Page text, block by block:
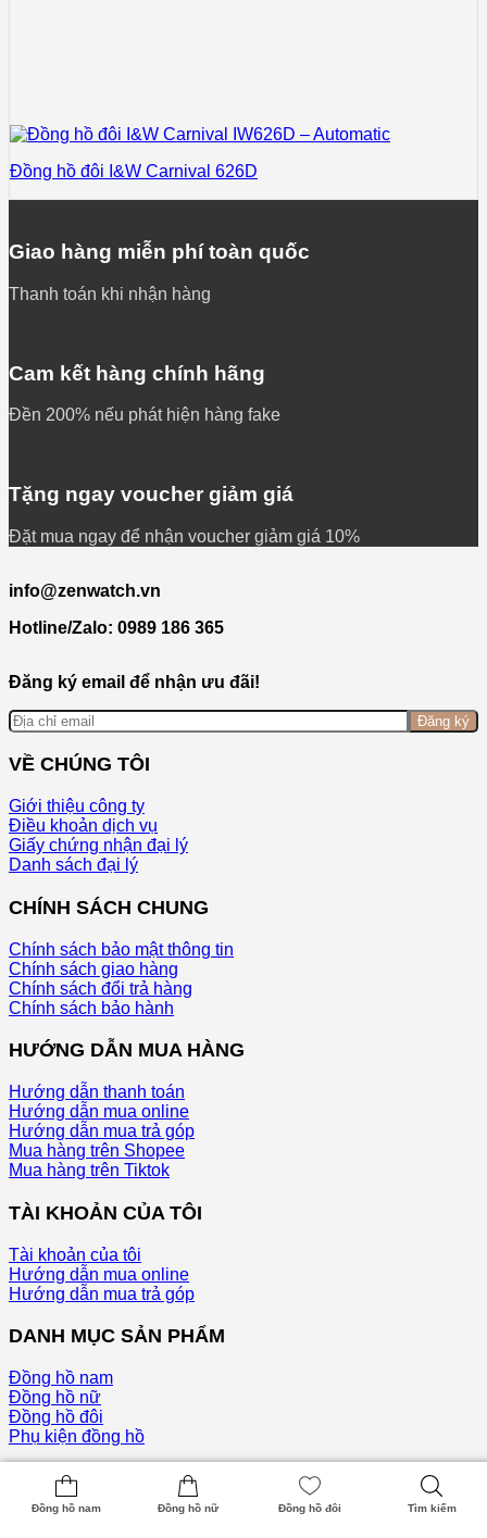
Đồng hồ đôi I&W Carnival 626D
Giao hàng miễn phí toàn quốc
Thanh toán khi nhận hàng
Cam kết hàng chính hãng
Đền 200% nếu phát hiện hàng fake
Tặng ngay voucher giảm giá
Đặt mua ngay để nhận voucher giảm giá 10%
info@zenwatch.vn
Hotline/Zalo: 0989 186 365
Đăng ký email để nhận ưu đãi!
Đăng ký
VỀ CHÚNG TÔI
Giới thiệu công ty
Điều khoản dịch vụ
Giấy chứng nhận đại lý
Danh sách đại lý
CHÍNH SÁCH CHUNG
Chính sách bảo mật thông tin
Chính sách giao hàng
Chính sách đổi trả hàng
Chính sách bảo hành
HƯỚNG DẪN MUA HÀNG
Hướng dẫn thanh toán
Hướng dẫn mua online
Hướng dẫn mua trả góp
Mua hàng trên Shopee
Mua hàng trên Tiktok
TÀI KHOẢN CỦA TÔI
Tài khoản của tôi
Hướng dẫn mua online
Hướng dẫn mua trả góp
DANH MỤC SẢN PHẨM
Đồng hồ nam
Đồng hồ nữ
Đồng hồ đôi
Phụ kiện đồng hồ
VỀ CHÚNG TÔI
Đồng hồ nam Đồng hồ nữ Đồng hồ đôi Tìm kiếm